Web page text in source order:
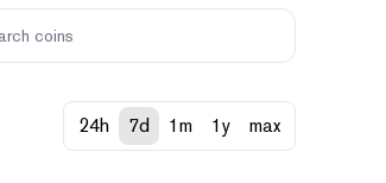
24h 7d 1m 1y max